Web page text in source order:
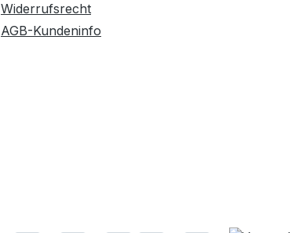
Widerrufsrecht
AGB-Kundeninfo